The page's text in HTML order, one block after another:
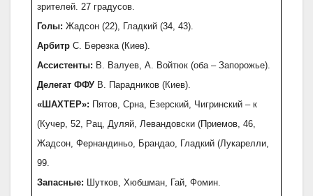
зрителей. 27 градусов.
Голы: Жадсон (22), Гладкий (34, 43).
Арбитр С. Березка (Киев).
Ассистенты: В. Валуев, А. Войтюк (оба – Запорожье).
Делегат ФФУ В. Парадников (Киев).
«ШАХТЕР»: Пятов, Срна, Езерский, Чигринский – к
(Кучер, 52, Рац, Дуляй, Левандовски (Приемов, 46,
Жадсон, Фернандиньо, Брандао, Гладкий (Лукарелли,
99.
Запасные: Шутков, Хюбшман, Гай, Фомин.